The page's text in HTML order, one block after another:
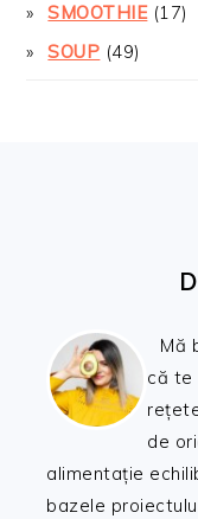
SMOOTHIE(17)
SOUP (49)
Mă
că te
de
alimentație
bazele